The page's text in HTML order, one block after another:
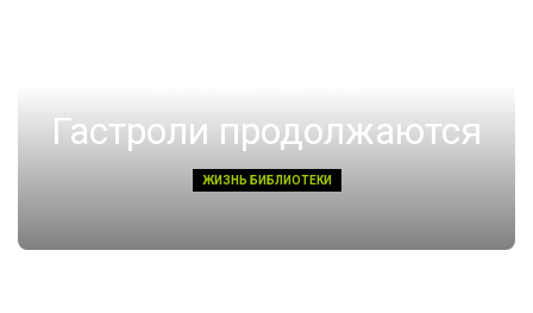
Гастроли продолжаются
ЖИЗНЬ БИБЛИОТЕКИ